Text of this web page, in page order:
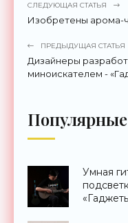
СЛЕДУЮЩАЯ СТАТЬЯ
Изобретены арома-
ПРЕДЫДУЩАЯ СТАТЬЯ
Дизайнеры
миноискателем -
Умная